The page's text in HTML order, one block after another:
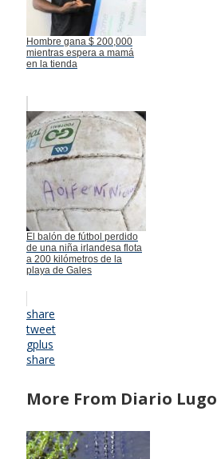
Hombre gana $ 200,000
mientras espera a mamá
en la tienda
El balón de fútbol perdido
de una niña irlandesa flota
a 200 kilómetros de la
playa de Gales
share
tweet
gplus
share
More From Diario Lugo